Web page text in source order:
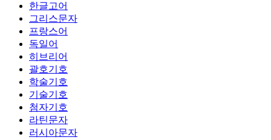
한글고어
그리스문자
프랑스어
독일어
히브리어
괄호기호
학술기호
기술기호
첨자기호
라틴문자
러시아문자